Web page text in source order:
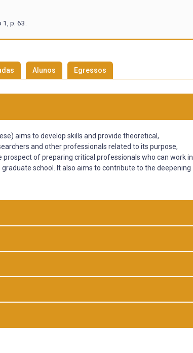
p. 63.
Alunos Egressos
aims to develop skills and provide theoretical,
and other professionals related to its purpose,
of preparing critical professionals who can work in
school. It also aims to contribute to the deepening
– Universidade Federal de Pelotas)
de São Paulo /UNESP – Rio Claro)